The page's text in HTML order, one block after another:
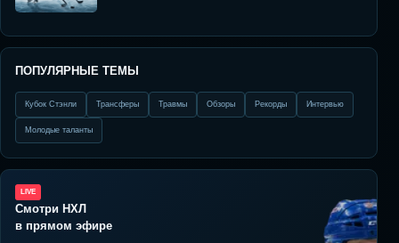
ПОПУЛЯРНЫЕ ТЕМЫ
Кубок Стэнли Трансферы Травмы Обзоры Рекорды Интервью
Молодые таланты
LIVE
Смотри НХЛ
в прямом эфире